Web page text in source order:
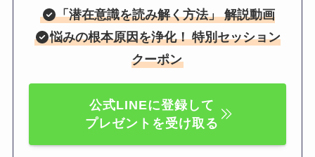
「潜在意識を読み解く方法」 解説動画
悩みの根本原因を浄化！ 特別セッション
クーポン
公式LINEに登録して
プレゼントを受け取る